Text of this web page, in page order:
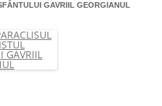
GAVRIIL GEORGIANUL